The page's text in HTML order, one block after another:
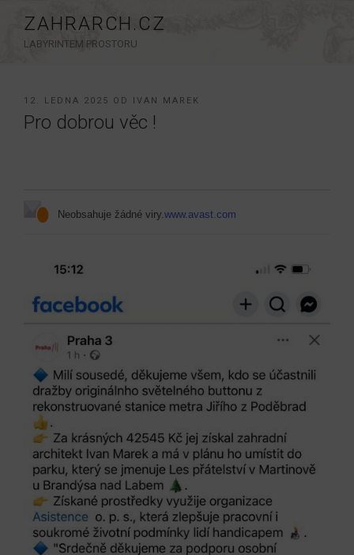
obsahu
ZAHRARCH.CZ
LABYRINTEM PROSTORU
PUBLIKOVÁNO
12. LEDNA 2025 OD IVAN MAREK
Pro dobrou věc !
Neobsahuje žádné viry.www.avast.com